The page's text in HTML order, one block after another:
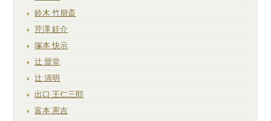
鈴木 竹朋斎
芹澤 銈介
塚本 快示
辻 晉堂
辻 清明
出口 王仁三郎
富本 憲吉